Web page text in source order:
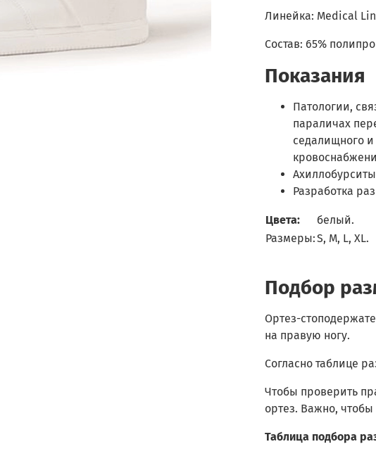
Линейка: Medical
Состав: 65%
Показания
Патологии,
параличах
седалищного
Разработка
Цвета:
белый.
Размеры:S, M, L, XL.
Подбор
Ортез-
на правую ногу.
Согласно таблице
Чтобы проверить
ортез. Важно,
Таблица подбора